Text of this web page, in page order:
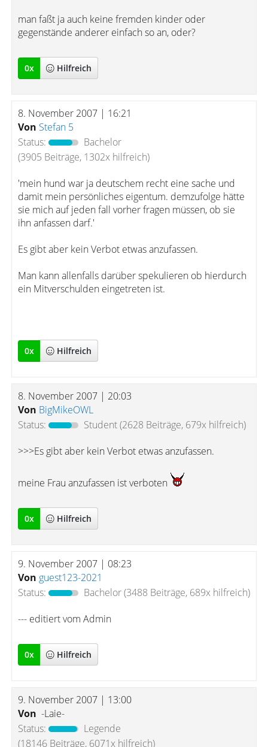
man faßt ja auch keine fremden kinder oder
gegenstände anderer einfach so an, oder?
0x Hilfreich
8. November 2007 | 16:21
Von Stefan 5
Status:
Bachelor
(3905 Beiträge, 1302x hilfreich)
'mein hund war ja deutschem recht eine sache und
damit mein persönliches eigentum. demzufolge hätte
sie mich auf jeden fall vorher fragen müssen, ob sie
ihn anfassen darf.'
Es gibt aber kein Verbot etwas anzufassen.
Man kann allenfalls darüber spekulieren ob hierdurch
ein Mitverschulden eingetreten ist.
0x Hilfreich
8. November 2007 | 20:03
Von BigMikeOWL
Status:
Student(2628 Beiträge, 679x hilfreich)
>>>Es gibt aber kein Verbot etwas anzufassen.
meine Frau anzufassen ist verboten
0x Hilfreich
9. November 2007 | 08:23
Von guest123-2021
Status:
Bachelor(3488 Beiträge, 689x hilfreich)
--- editiert vom Admin
0x Hilfreich
9. November 2007 | 13:00
Von -Laie-
Status:
Legende
(18146 Beiträge, 6071x hilfreich)